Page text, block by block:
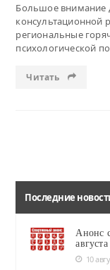
Большое внимание
консультационной
региональные
психологической
Читать
Последние
Анонс
августа
10